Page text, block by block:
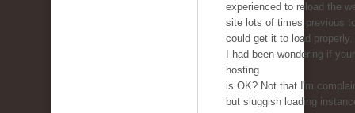
experienced to reload the
site lots of times previous
could get it to load properly.
I had been wondering if
hosting
is OK? Not that I'm
but sluggish loading